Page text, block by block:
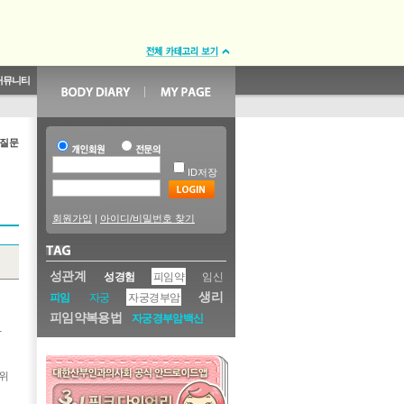
뮤니티
문
ID저장
회원가입 | 아이디/비밀번호 찾기
성관계 성경험 피임약
임신
피임
자궁 자궁경부암
생리
피임약복용법
자궁경부암백신